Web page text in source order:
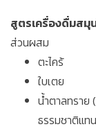
สูตรเครื่องดื่มสมุ
ส่วนผสม
ตะไคร้
ใบเตย
น้ำตาลทราย
ธรรมชาติแท